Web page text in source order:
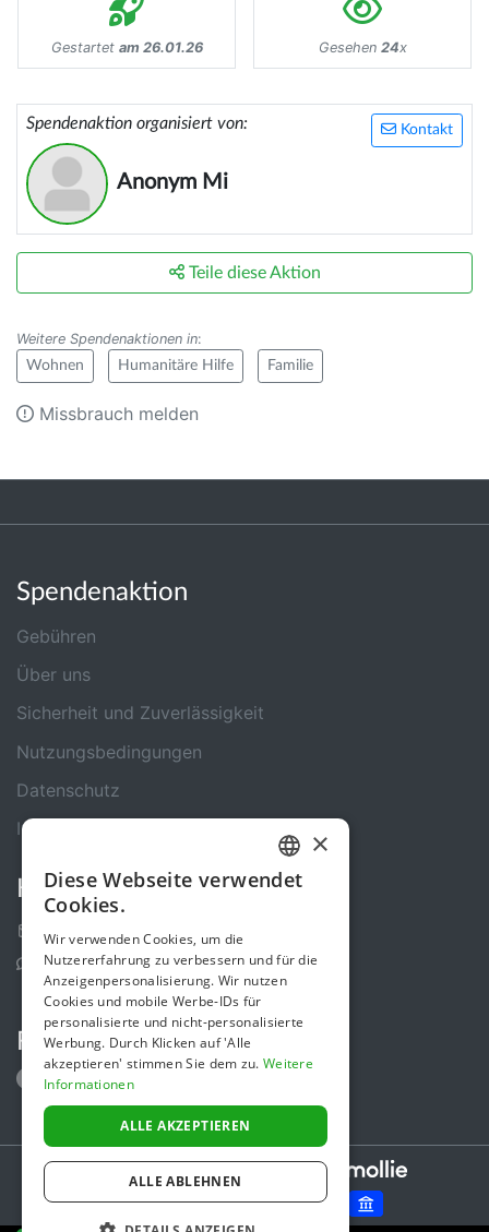
Gestartet am 26.01.26 Gesehen 24x
Kontakt
Spendenaktion organisiert von:
Anonym Mi
Teile diese Aktion
Weitere Spendenaktionen in:
Wohnen Humanitäre Hilfe Familie
Missbrauch melden
Spendenaktion
Gebühren
Über uns
Sicherheit und Zuverlässigkeit
Nutzungsbedingungen
Datenschutz
Impressum
Kontakt
Kontakt-Formular
Support Center
Folge uns
Secure payments powered by
GERMAN
×
Diese Webseite verwendet
Cookies.
Wir verwenden Cookies, um die
Nutzererfahrung zu verbessern und für die
Anzeigenpersonalisierung. Wir nutzen
Cookies und mobile Werbe-IDs für
personalisierte und nicht-personalisierte
Werbung. Durch Klicken auf 'Alle
akzeptieren' stimmen Sie dem zu. Weitere
Informationen
ALLE AKZEPTIEREN
ALLE ABLEHNEN